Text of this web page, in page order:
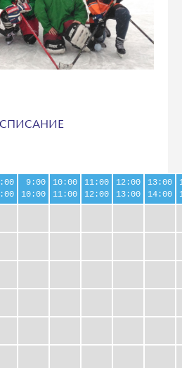
9:00
10:00
10:00
11:00
11:00
12:00
12:00
13:00
13:00
14:00